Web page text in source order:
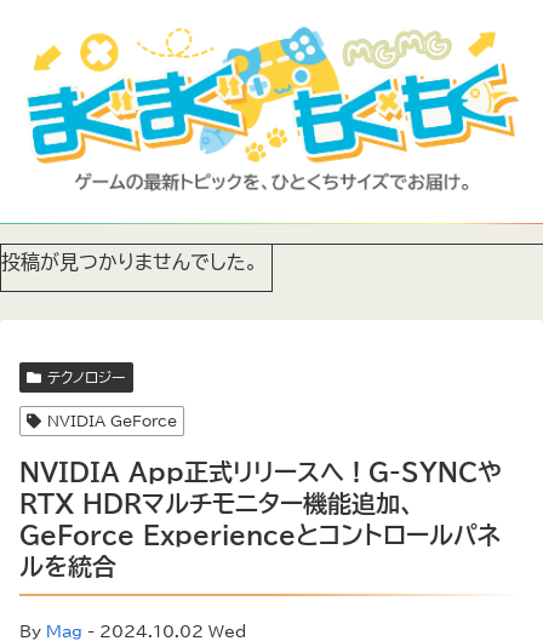
投稿が見つかりませんでした。
テクノロジー
NVIDIA GeForce
NVIDIA App正式リリースへ！G-SYNCや
RTX HDRマルチモニター機能追加、
GeForce Experienceとコントロールパネ
ルを統合
By Mag - 2024.10.02 Wed